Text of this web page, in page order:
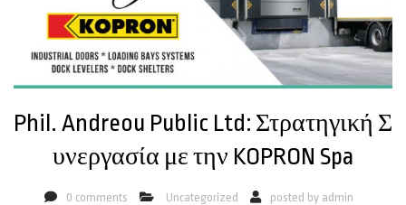
Phil. Andreou Public Ltd: Στρατηγική Σ
υνεργασία με την KOPRON Spa
0 comments Uncategorized posted by admin